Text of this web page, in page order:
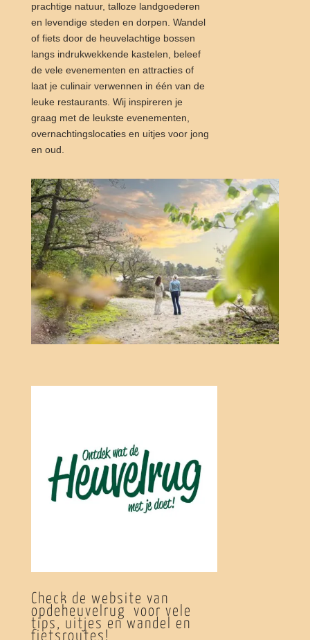
prachtige natuur, talloze landgoederen
en levendige steden en dorpen. Wandel
of fiets door de heuvelachtige bossen
langs indrukwekkende kastelen, beleef
de vele evenementen en attracties of
laat je culinair verwennen in één van de
leuke restaurants. Wij inspireren je
graag met de leukste evenementen,
overnachtingslocaties en uitjes voor jong
en oud.
Check de website van
opdeheuvelrug voor vele
tips, uitjes en wandel en
fietsroutes!